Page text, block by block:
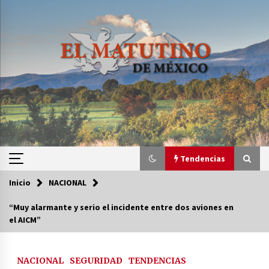
Tendencias
Tendencias
Inicio NACIONAL
“Muy alarmante y serio el incidente entre dos aviones en
el AICM”
NACIONAL SEGURIDAD TENDENCIAS